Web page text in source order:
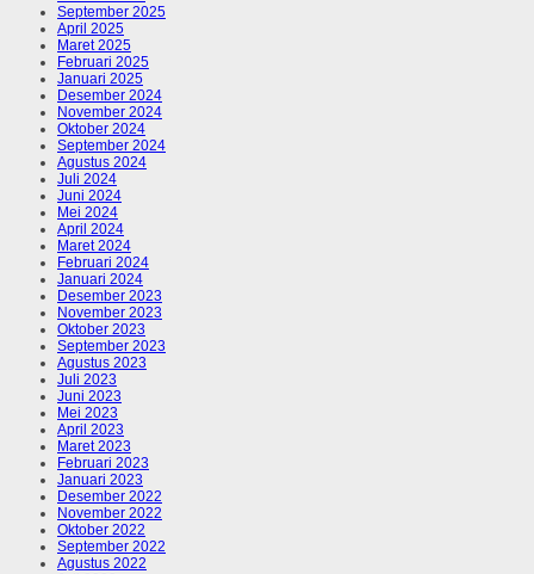
September 2025
April 2025
Maret 2025
Februari 2025
Januari 2025
Desember 2024
November 2024
Oktober 2024
September 2024
Agustus 2024
Juli 2024
Juni 2024
Mei 2024
April 2024
Maret 2024
Februari 2024
Januari 2024
Desember 2023
November 2023
Oktober 2023
September 2023
Agustus 2023
Juli 2023
Juni 2023
Mei 2023
April 2023
Maret 2023
Februari 2023
Januari 2023
Desember 2022
November 2022
Oktober 2022
September 2022
Agustus 2022